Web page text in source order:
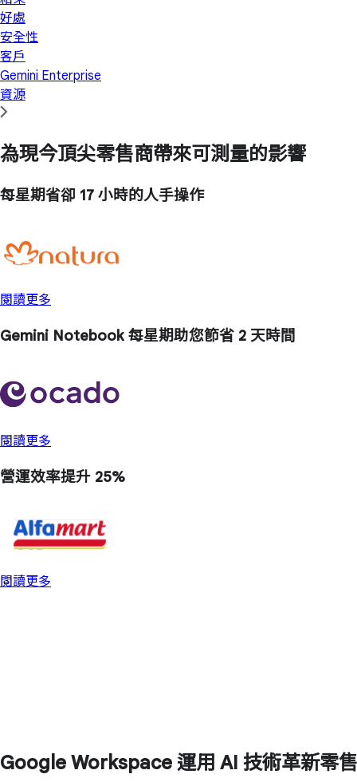
好處
安全性
客戶
Gemini Enterprise
資源
為現今頂尖零售商帶來可測量的影響
每星期省卻 17 小時的人手操作
閱讀更多
Gemini Notebook 每星期助您節省 2 天時間
閱讀更多
營運效率提升 25%
閱讀更多
Google Workspace 運用 AI 技術革新零